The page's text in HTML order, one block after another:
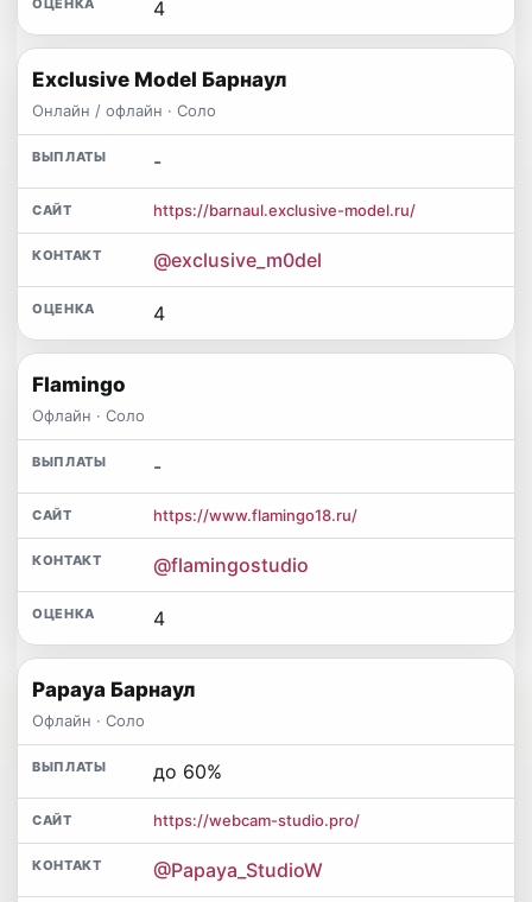
4
Exclusive Model Барнаул
Онлайн / офлайн · Соло
-
https://barnaul.exclusive-model.ru/
@exclusive_m0del
4
Flamingo
Офлайн · Соло
-
https://www.flamingo18.ru/
@flamingostudio
4
Papaya Барнаул
Офлайн · Соло
до 60%
https://webcam-studio.pro/
@Papaya_StudioW